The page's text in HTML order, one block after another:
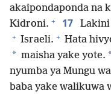
akaipondaponda na
Kidroni. + 17 Lakini
+ Israeli. + Hata
* maisha yake yote.
nyumba ya Mungu
baba yake walikuwa